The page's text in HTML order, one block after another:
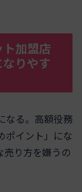
加盟店
りやす
なる。高額役務
ポイント」にな
売り方を嫌うの